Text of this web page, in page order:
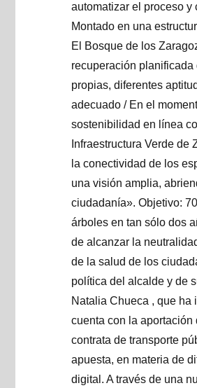
automatizar el proceso y
Montado en una
El Bosque de los
recuperación
propias, diferentes
adecuado / En el
sostenibilidad en línea
Infraestructura Verde
la conectividad de los
una visión amplia,
ciudadanía». Objetivo:
árboles en tan sólo dos
de alcanzar la
de la salud de los
política del alcalde y de
Natalia Chueca , que ha
cuenta con la aportación
contrata de transporte
apuesta, en materia de
digital. A través de una